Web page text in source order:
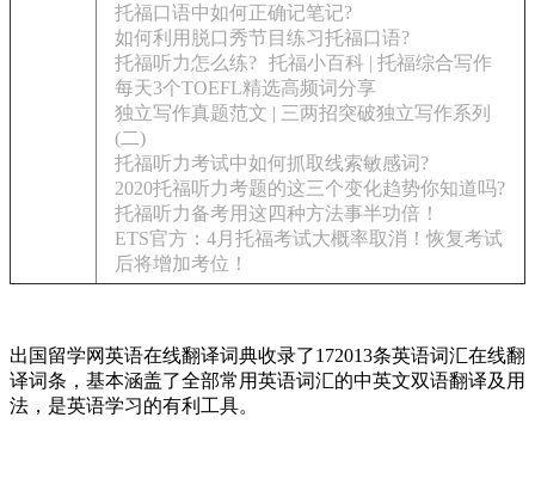
托福口语中如何正确记笔记?
如何利用脱口秀节目练习托福口语?
托福听力怎么练? 托福小百科 | 托福综合写作
每天3个TOEFL精选高频词分享
独立写作真题范文 | 三两招突破独立写作系列
(二)
托福听力考试中如何抓取线索敏感词?
2020托福听力考题的这三个变化趋势你知道吗?
托福听力备考用这四种方法事半功倍！
ETS官方：4月托福考试大概率取消！恢复考试
后将增加考位！
出国留学网英语在线翻译词典收录了172013条英语词汇在线翻
译词条，基本涵盖了全部常用英语词汇的中英文双语翻译及用
法，是英语学习的有利工具。